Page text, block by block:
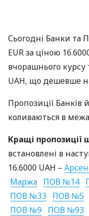
Сьогодні Банки та
EURза ціною
вчорашнього курсу
UAH, що дешевше
Пропозиції Банків й
коливаються в
Кращі пропозиції
встановлені в
16.6000 UAH –
Маржа ПОВ №14
ПОВ №33 ПОВ №5
ПОВ №9 ПОВ №93